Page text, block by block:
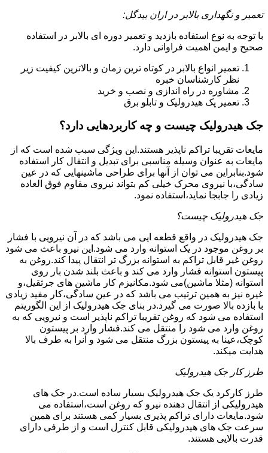
تعمیر و نگهداری بالابر در اران بیدگل:
با توجه به نوع استفاده بازدید و تعمیر دوره ای بالابر در استفاده
صحیح و ایمن اهمیت فراوانی دارد.
تعمیر انواع بالابر در کوتاه ترین زمان و بالاترین کیفیت زیر
نظر کارشناسان خبره
مشاوره در راه اندازی و نصب و خرید
تعمیر پک هیدرولیک و تابلو برق
جک هیدرولیک چیست و چه کاربردهایی دارد؟
مایعات تقریبا تراکم ناپذیر هستند.این ویژگی سبب شده است که از
مایعات به عنوان وسیله مناسبی برای تبدیل و انتقال کار استفاده
شود.بنابراین می توان از آنها برای طراحی ماشینهایی که در عین
سادگی،با نیروی محرک خیلی کم بتواند نیروی مقاوم فوق العاده
زیادی را جابجا نماید،استفاده نمود.
جک هیدرولیک چیست؟
جک هیدرولیک در واقع قطعه ایی می باشد که در آن نیرویی با فشار
بر روغن موجود در یک استوانه وارد می شود.این نیرو باعث می شود
روغن غیر قابل تراکم به استوانه بزرگ تر انتقال پیدا کند.روغن به
پیستون استوانه فشار وارد می کند و باعث بلند شدن بار روی
استوانه (مثلا ماشین)می شود.مکانیزم کار ماشین های جرثقیل،و
غیره نیز به همین ترتیب می باشد که در عین سادگی،کار مفید زیادی
با بازده بالا صورت می گیرد.در بنای جک هیدرولیک از این الگوریتم
استفاده می شود که روغن تقریبا تراکم ناپذیر است و نیرویی که به
روغن وارد می شود را منتقل می کند.فشار وارد بر پیستون
کوچک،عینا به پیستون بزرگ منتقل می شود و آنرا به طرف بالا
هدایت میکند.
طرز کار جک هیدرولیک
طرز کارکرد یک جک هیدرولیک بسیار ساده است.در جک های
هیدرولیکی از انتقال دهنده نیرو که روغن است،استفاده می
شود.مایعات دارای تراکم پذیری بسیار کمی هستند برای همین
سرعت جک های هیدرولیکی قابل کنترل است و از طرفی دارای
قدرت بالایی هستند.